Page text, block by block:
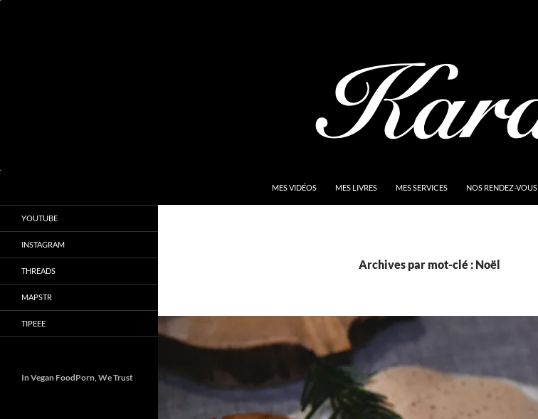
MES VIDÉOS MES LIVRES MES SERVICES NOS RENDEZ-VOUS
Archives par mot-clé : Noël
YOUTUBE
INSTAGRAM
THREADS
MAPSTR
TIPEEE
In Vegan FoodPorn, We Trust